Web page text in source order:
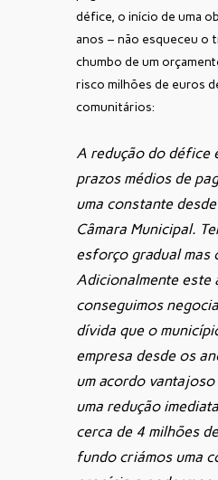
défice, o início de uma
anos – não esqueceu o
chumbo de um
risco milhões de euros
comunitários:
A redução do défice
prazos médios de
uma constante
Câmara Municipal.
esforço gradual mas
Adicionalmente este
conseguimos
dívida que o
empresa desde os
um acordo
uma redução
cerca de 4 milhões
fundo criámos uma